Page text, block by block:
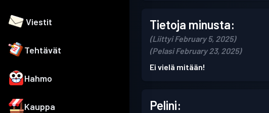
Viestit
Tehtävät
Hahmo
Kauppa
Tietoja minusta:
(Liittyi February 5, 2025)
(Pelasi February 23, 2025)
Ei vielä mitään!
Pelini: